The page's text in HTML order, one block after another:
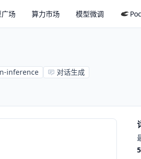
场 算力市场 模型微调
inference 对话生成
5